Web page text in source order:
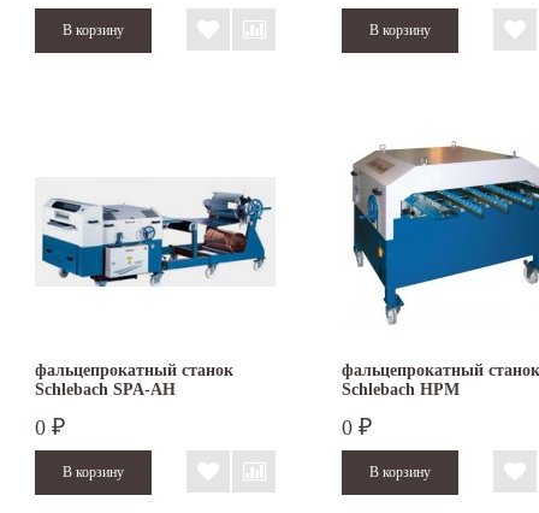
фальцепрокатный станок
Schlebach SPA-AH
0 ₽
фальцепрокатный станок
Schlebach HPM
0 ₽